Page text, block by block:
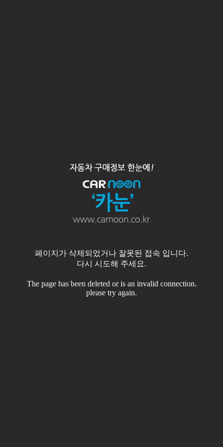
페이지가 삭제되었거나 잘못된 접속 입니다.
다시 시도해 주세요.
The page has been deleted or is an invalid connection.
please try again.